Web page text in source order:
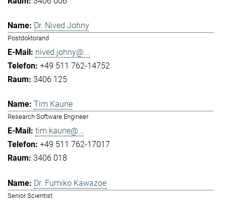
Dr. Nived Johny
Postdoktorand
nived.johny@...
+49 511 762-14752
3406 125
Tim Kaune
Research Software Engineer
tim.kaune@...
+49 511 762-17017
3406 018
Dr. Fumiko Kawazoe
Senior Scientist